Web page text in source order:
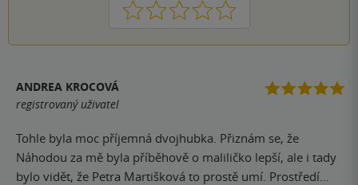
1 2 3 4 5
ANDREA KROCOVÁ
registrovaný uživatel
Tohle byla moc příjemná dvojhubka. Přiznám se, že
Náhodou za mě byla příběhově o maliličko lepší, ale i tady
bylo vidět, že Petra Martišková to prostě umí. Prostředí